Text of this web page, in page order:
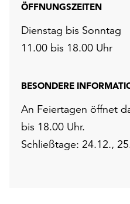
ÖFFNUNGSZEITEN
Dienstag bis Sonntag
11.00 bis 18.00 Uhr
BESONDERE
An Feiertagen öffnet
bis 18.00 Uhr.
Schließtage: 24.12.,